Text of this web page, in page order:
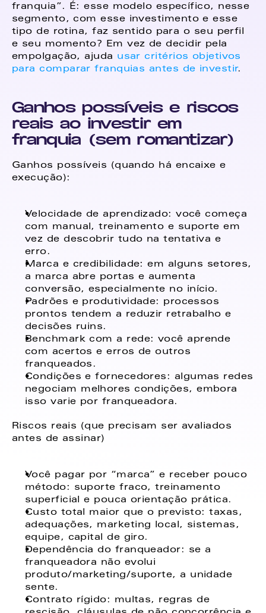
franquia”. É: esse modelo específico, nesse
segmento, com esse investimento e esse
tipo de rotina, faz sentido para o seu perfil
e seu momento? Em vez de decidir pela
empolgação, ajuda usar critérios objetivos
para comparar franquias antes de investir.
Ganhos possíveis e riscos
reais ao investir em
franquia (sem romantizar)
Ganhos possíveis (quando há encaixe e
execução):
Velocidade de aprendizado: você começa
com manual, treinamento e suporte em
vez de descobrir tudo na tentativa e
erro.
Marca e credibilidade: em alguns setores,
a marca abre portas e aumenta
conversão, especialmente no início.
Padrões e produtividade: processos
prontos tendem a reduzir retrabalho e
decisões ruins.
Benchmark com a rede: você aprende
com acertos e erros de outros
franqueados.
Condições e fornecedores: algumas redes
negociam melhores condições, embora
isso varie por franqueadora.
Riscos reais (que precisam ser avaliados
antes de assinar)
Você pagar por “marca” e receber pouco
método: suporte fraco, treinamento
superficial e pouca orientação prática.
Custo total maior que o previsto: taxas,
adequações, marketing local, sistemas,
equipe, capital de giro.
Dependência do franqueador: se a
franqueadora não evolui
produto/marketing/suporte, a unidade
sente.
Contrato rígido: multas, regras de